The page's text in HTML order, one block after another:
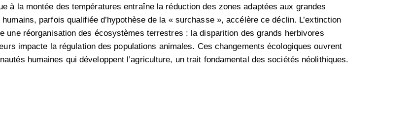
à la montée des températures entraîne la réduction des zones adaptées aux grandes
parfois qualifiée d’hypothèse de la « surchasse », accélère ce déclin. L’extinction
une réorganisation des écosystèmes terrestres : la disparition des grands herbivores
impacte la régulation des populations animales. Ces changements écologiques ouvrent
humaines qui développent l’agriculture, un trait fondamental des sociétés néolithiques.